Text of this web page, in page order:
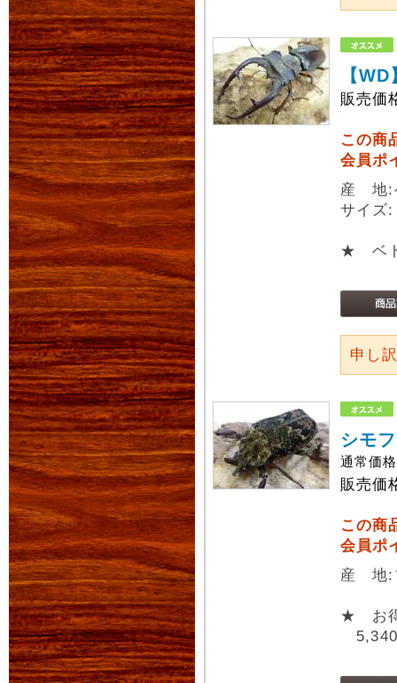
【
販売価
この商
会員ポ
産 地:
サイ
★ ベ
申し
シモ
通常価
販売価
この商
会員ポ
産 地:
★ お